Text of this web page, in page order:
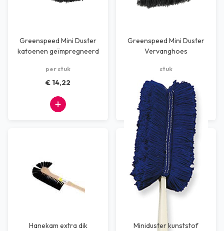
Greenspeed Mini Duster
katoenen geïmpregneerd
per stuk
€ 14,22
Greenspeed Mini Duster
Vervanghoes
stuk
€ 9,35
Hanekam extra dik
Miniduster kunststof